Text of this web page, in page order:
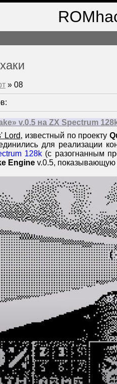
» 08
v.0.5 на ZX Spectrum
Lord, известный по проекту
для реализации
128k (с разогнанным
Engine v.0.5, показывающую